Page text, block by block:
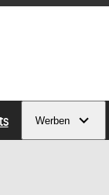
Werben